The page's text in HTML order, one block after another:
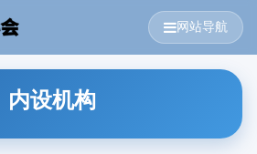
网站导航
内设机构